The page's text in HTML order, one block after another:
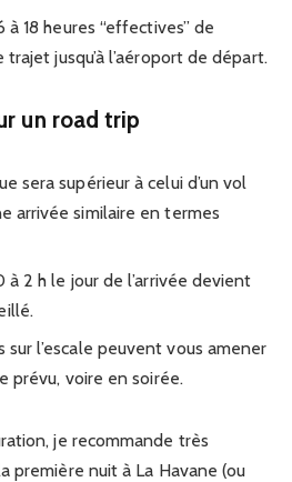
18 heures “effectives” de
jusqu’à l’aéroport de départ.
un road trip
sera supérieur à celui d’un vol
arrivée similaire en termes
à 2 h le jour de l’arrivée devient
l’escale peuvent vous amener
prévu, voire en soirée.
je recommande très
première nuit à La Havane (ou